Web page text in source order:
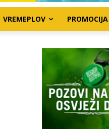
VREMEPLOV PROMOCIJA